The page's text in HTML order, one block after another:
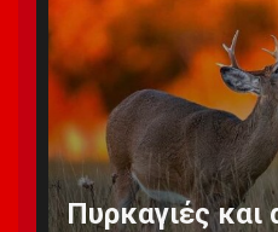
Πυρκαγιές και